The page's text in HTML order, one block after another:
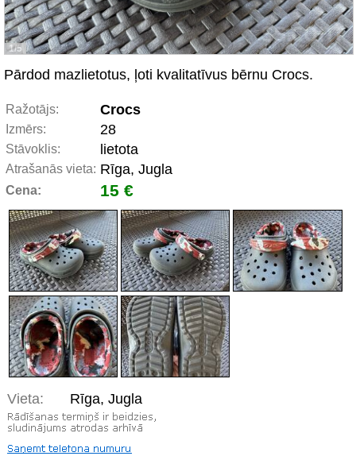
1/5
Pārdod mazlietotus, ļoti kvalitatīvus bērnu Crocs.
Ražotājs: Crocs
Izmērs: 28
Stāvoklis: lietota
Atrašanās vieta: Rīga, Jugla
Cena: 15 €
Vieta: Rīga, Jugla